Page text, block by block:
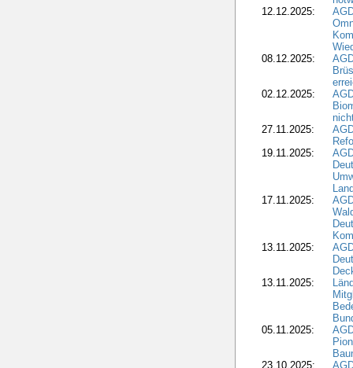
12.12.2025:
08.12.2025:
02.12.2025:
27.11.2025:
19.11.2025:
17.11.2025:
13.11.2025:
13.11.2025:
05.11.2025:
23.10.2025: